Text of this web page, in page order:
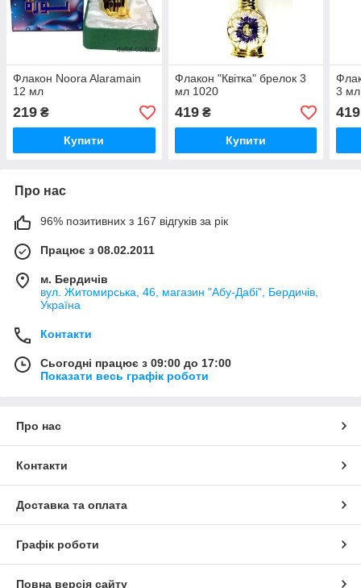
Флакон Noora Alaramain
12 мл
219 ₴
Купити
Флакон "Квітка" брелок 3
мл 1020
419₴
Купити
3
419
Про нас
96% позитивних з 167 відгуків за рік
Працює з 08.02.2011
м. Бердичів
вул. Житомирська, 46, магазин "Абу-Дабі", Бердичів,
Україна
Контакти
Сьогодні працює з 09:00 до 17:00
Показати весь графік роботи
Про нас
Контакти
Доставка та оплата
Графік роботи
Повна версія сайту